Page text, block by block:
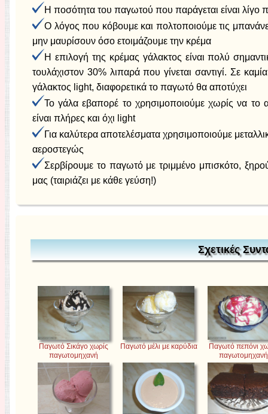
Η ποσότητα του παγωτού που παράγεται είναι
Ο λόγος που κόβουμε και πολτοποιούμε τις
μην μαυρίσουν όσο ετοιμάζουμε την κρέμα
Η επιλογή της κρέμας γάλακτος είναι πολύ
τουλάχιστον 30% λιπαρά που γίνεται σαντιγί. Σε
γάλακτος light, διαφορετικά το παγωτό θα αποτύχει
Το γάλα εβαπορέ το χρησιμοποιούμε χωρίς να το
είναι πλήρες και όχι light
Για καλύτερα αποτελέσματα χρησιμοποιούμε
αεροστεγώς
Σερβίρουμε το παγωτό με τριμμένο μπισκότο,
μας (ταιριάζει με κάθε γεύση!)
Σχετικές
Παγωτό Σικάγο χωρίς
παγωτομηχανή
Παγωτό μέλι με καρύδια
Παγωτό πεπόνι
παγωτομηχανή